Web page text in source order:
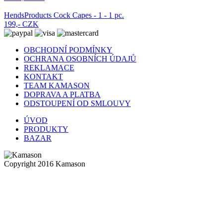
HendsProducts Cock Capes - 1 - 1 pc.
199,- CZK
OBCHODNÍ PODMÍNKY
OCHRANA OSOBNÍCH ÚDAJŮ
REKLAMACE
KONTAKT
TEAM KAMASON
DOPRAVA A PLATBA
ODSTOUPENÍ OD SMLOUVY
ÚVOD
PRODUKTY
BAZAR
Copyright 2016 Kamason